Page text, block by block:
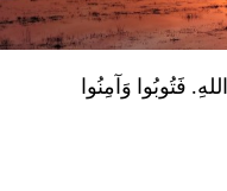
فَتُوبُوا وَآمِنُوا